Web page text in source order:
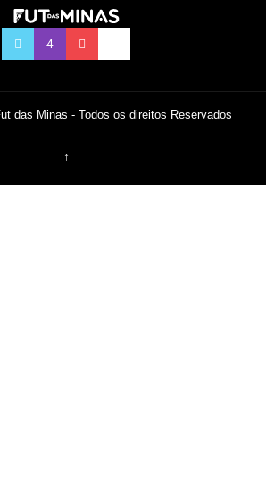
das Minas - Todos os direitos Reservados
↑